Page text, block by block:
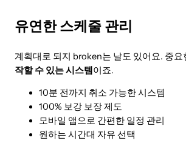
유연한 스케줄 관리
계획대로 되지 broken는 날도 있어요. 중요
작할 수 있는 시스템이죠.
10분 전까지 취소 가능한 시스템
100% 보강 보장 제도
모바일 앱으로 간편한 일정 관리
원하는 시간대 자유 선택